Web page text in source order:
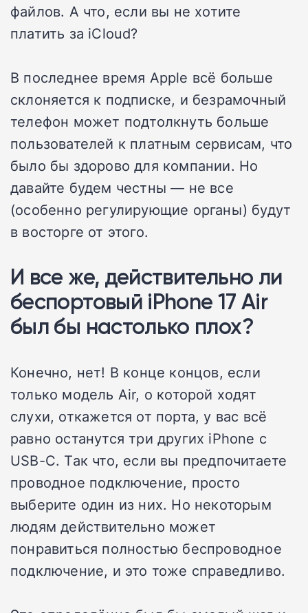
файлов. А что, если вы не хотите
платить за iCloud?
В последнее время Apple всё больше
склоняется к подписке, и безрамочный
телефон может подтолкнуть больше
пользователей к платным сервисам, что
было бы здорово для компании. Но
давайте будем честны — не все
(особенно регулирующие органы) будут
в восторге от этого.
И все же, действительно ли
беспортовый iPhone 17 Air
был бы настолько плох?
Конечно, нет! В конце концов, если
только модель Air, о которой ходят
слухи, откажется от порта, у вас всё
равно останутся три других iPhone с
USB-C. Так что, если вы предпочитаете
проводное подключение, просто
выберите один из них. Но некоторым
людям действительно может
понравиться полностью беспроводное
подключение, и это тоже справедливо.